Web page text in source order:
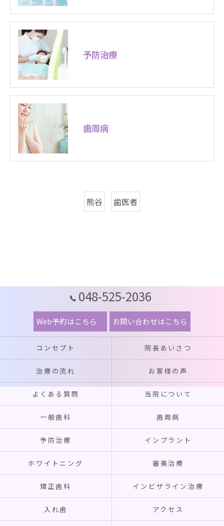
予防治療
歯周病
熊谷 歯医者
048-525-2036
Web予約はこちら お問い合わせはこちら
コンセプト 院長あいさつ
治療の流れ お客様の声
よくある質問 当院について
一般歯科 歯周病
予防治療 インプラント
ホワイトニング 審美治療
矯正歯科 インビザライン治療
入れ歯 アクセス